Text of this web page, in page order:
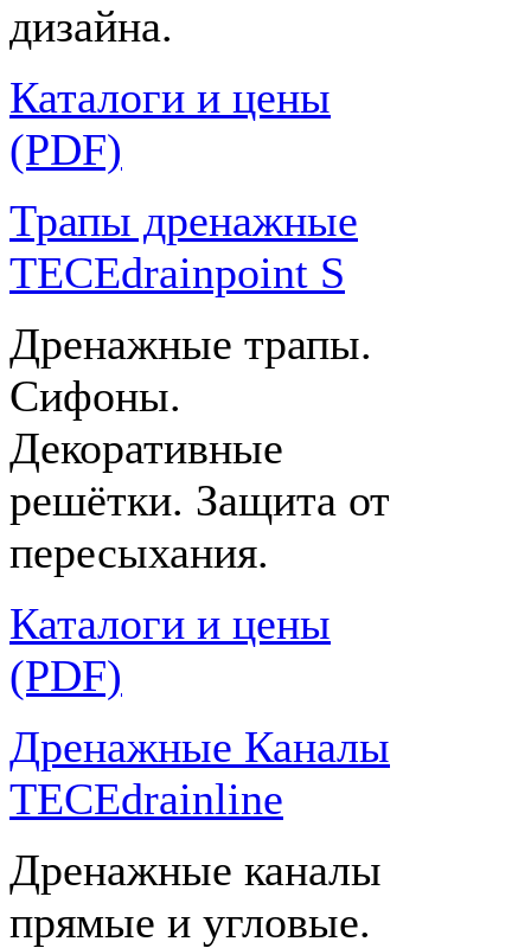
дизайна.
Каталоги и цены
(PDF)
Трапы дренажные
TECEdrainpoint S
Дренажные трапы.
Сифоны.
Декоративные
решётки. Защита от
пересыхания.
Каталоги и цены
(PDF)
Дренажные Каналы
TECEdrainline
Дренажные каналы
прямые и угловые.